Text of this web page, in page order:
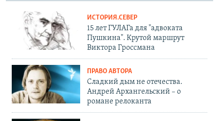
ИСТОРИЯ.СЕВЕР
15 лет ГУЛАГа для "адвоката
Пушкина". Крутой маршрут
Виктора Гроссмана
ПРАВО АВТОРА
Сладкий дым не отечества.
Андрей Архангельский – о
романе релоканта